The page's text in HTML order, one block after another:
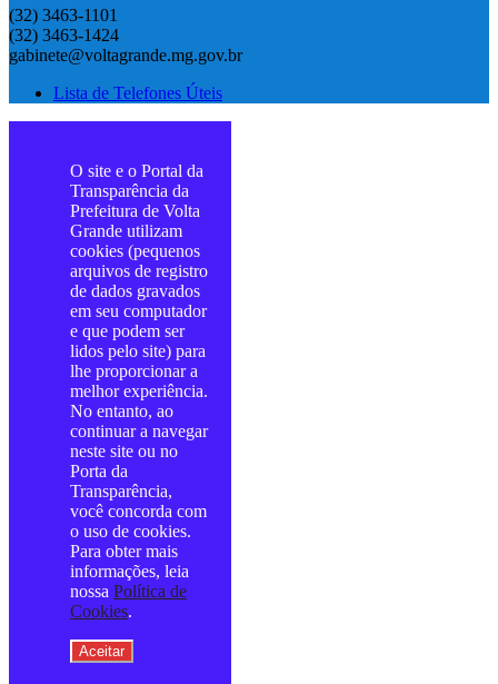
(32) 3463-1101
(32) 3463-1424
gabinete@voltagrande.mg.gov.br
Lista de Telefones Úteis
O site e o Portal da
Transparência da
Prefeitura de Volta
Grande utilizam
cookies (pequenos
arquivos de registro
de dados gravados
em seu computador
e que podem ser
lidos pelo site) para
lhe proporcionar a
melhor experiência.
No entanto, ao
continuar a navegar
neste site ou no
Porta da
Transparência,
você concorda com
o uso de cookies.
Para obter mais
informações, leia
nossa Política de
Cookies.
Aceitar